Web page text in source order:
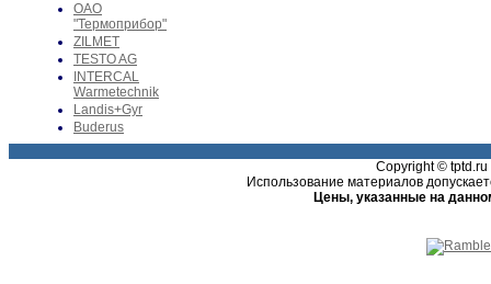
ОАО
"Термоприбор"
ZILMET
TESTO AG
INTERCAL
Warmetechnik
Landis+Gyr
Buderus
Copyright ©
Использование материалов
Цены, указанные на